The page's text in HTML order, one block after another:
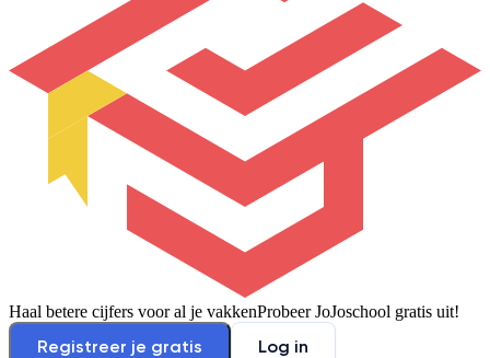
Haal betere cijfers voor al je vakkenProbeer JoJoschool gratis uit!
Registreer je gratis Log in